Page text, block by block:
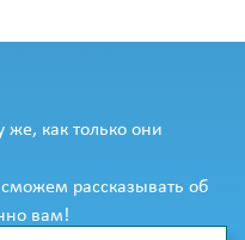
же, как только они
рассказывать об
вам!